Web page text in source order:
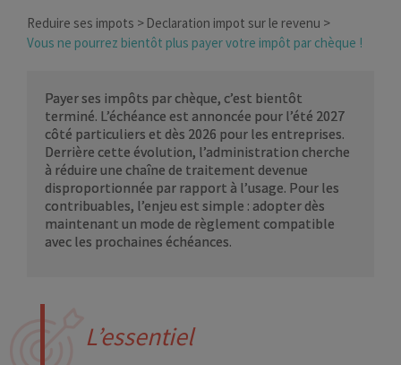
Reduire ses impots
Declaration impot sur le revenu
Vous ne pourrez bientôt plus payer votre impôt par chèque !
Payer ses impôts par chèque, c’est bientôt
terminé. L’échéance est annoncée pour l’été 2027
côté particuliers et dès 2026 pour les entreprises.
Derrière cette évolution, l’administration cherche
à réduire une chaîne de traitement devenue
disproportionnée par rapport à l’usage. Pour les
contribuables, l’enjeu est simple : adopter dès
maintenant un mode de règlement compatible
avec les prochaines échéances.
L’essentiel